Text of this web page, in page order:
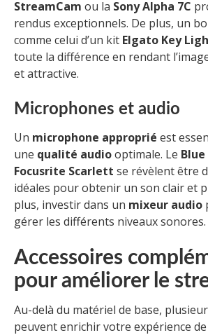
StreamCam ou la Sony Alpha 7C
rendus exceptionnels. De plus, un
comme celui d’un kit Elgato Key
toute la différence en rendant
et attractive.
Microphones et audio
Un microphone approprié est
une qualité audiooptimale. Le
Focusrite Scarlett se révèlent être
idéales pour obtenir un son clair et
plus, investir dans un mixeur audio
gérer les différents niveaux sonores.
Accessoires
pour améliorer le
Au-delà du matériel de base,
peuvent enrichir votre expérience